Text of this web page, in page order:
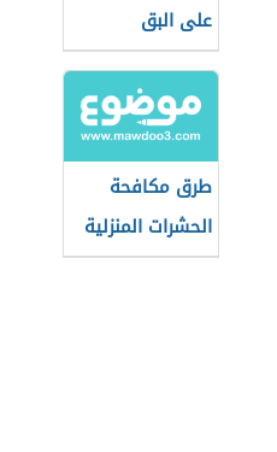
على البق
طرق مكافحة
الحشرات المنزلية
دون مبيدات